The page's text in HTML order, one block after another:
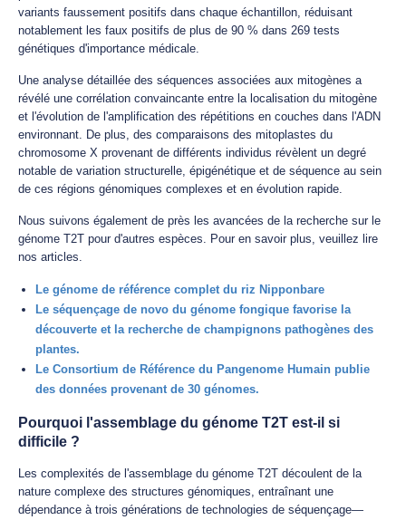
variants faussement positifs dans chaque échantillon, réduisant
notablement les faux positifs de plus de 90 % dans 269 tests
génétiques d'importance médicale.
Une analyse détaillée des séquences associées aux mitogènes a
révélé une corrélation convaincante entre la localisation du mitogène
et l'évolution de l'amplification des répétitions en couches dans l'ADN
environnant. De plus, des comparaisons des mitoplastes du
chromosome X provenant de différents individus révèlent un degré
notable de variation structurelle, épigénétique et de séquence au sein
de ces régions génomiques complexes et en évolution rapide.
Nous suivons également de près les avancées de la recherche sur le
génome T2T pour d'autres espèces. Pour en savoir plus, veuillez lire
nos articles.
Le génome de référence complet du riz Nipponbare
Le séquençage de novo du génome fongique favorise la
découverte et la recherche de champignons pathogènes des
plantes.
Le Consortium de Référence du Pangenome Humain publie
des données provenant de 30 génomes.
Pourquoi l'assemblage du génome T2T est-il si
difficile ?
Les complexités de l'assemblage du génome T2T découlent de la
nature complexe des structures génomiques, entraînant une
dépendance à trois générations de technologies de séquençage—